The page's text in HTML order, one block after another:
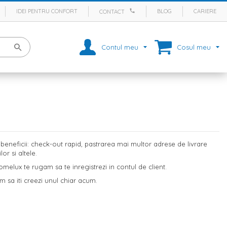
IDEI PENTRU CONFORT CONTACT BLOG CARIERE
Contul meu Cosul meu
check-out rapid, pastrarea mai multor adrese de livrare
si altele.
te rugam sa te inregistrezi in contul de client.
sa iti creezi unul chiar acum.